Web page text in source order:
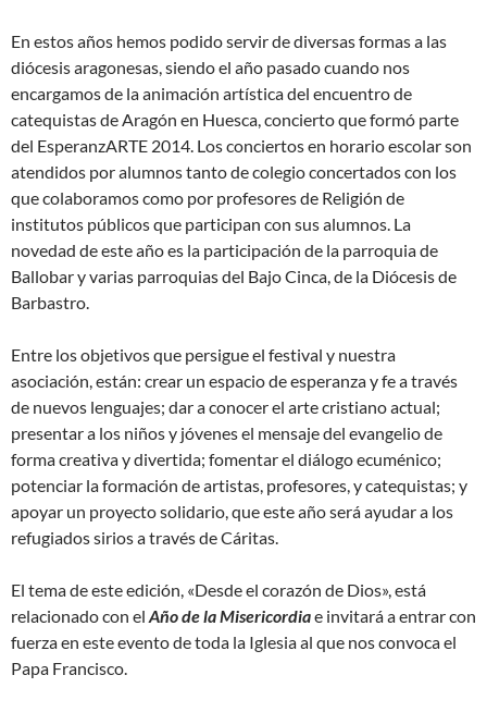
En estos años hemos podido servir de diversas formas a las
diócesis aragonesas, siendo el año pasado cuando nos
encargamos de la animación artística del encuentro de
catequistas de Aragón en Huesca, concierto que formó parte
del EsperanzARTE 2014. Los conciertos en horario escolar son
atendidos por alumnos tanto de colegio concertados con los
que colaboramos como por profesores de Religión de
institutos públicos que participan con sus alumnos. La
novedad de este año es la participación de la parroquia de
Ballobar y varias parroquias del Bajo Cinca, de la Diócesis de
Barbastro.
Entre los objetivos que persigue el festival y nuestra
asociación, están: crear un espacio de esperanza y fe a través
de nuevos lenguajes; dar a conocer el arte cristiano actual;
presentar a los niños y jóvenes el mensaje del evangelio de
forma creativa y divertida; fomentar el diálogo ecuménico;
potenciar la formación de artistas, profesores, y catequistas; y
apoyar un proyecto solidario, que este año será ayudar a los
refugiados sirios a través de Cáritas.
El tema de este edición, «Desde el corazón de Dios», está
relacionado con el Año de la Misericordiae invitará a entrar con
fuerza en este evento de toda la Iglesia al que nos convoca el
Papa Francisco.